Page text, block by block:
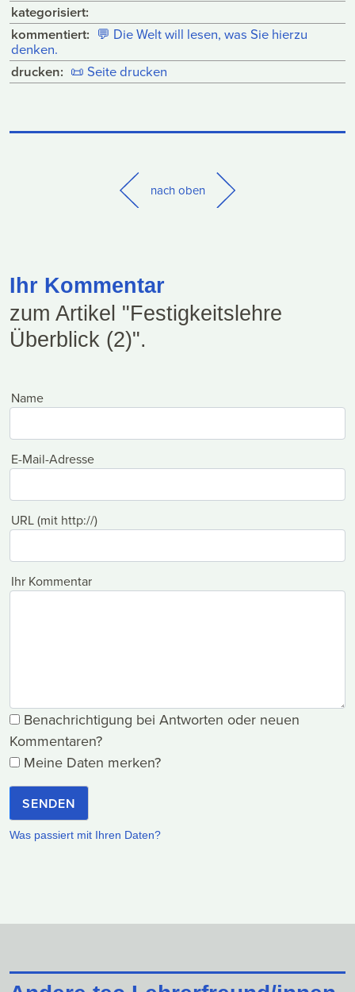
kategorisiert:
kommentiert: 💬 Die Welt will lesen, was Sie hierzu
denken.
drucken: 📜 Seite drucken
nach oben
Ihr Kommentar
zum Artikel "Festigkeitslehre
Überblick (2)".
Name
E-Mail-Adresse
URL (mit http://)
Ihr Kommentar
Benachrichtigung bei Antworten oder neuen
Kommentaren?
Meine Daten merken?
SENDEN
Was passiert mit Ihren Daten?